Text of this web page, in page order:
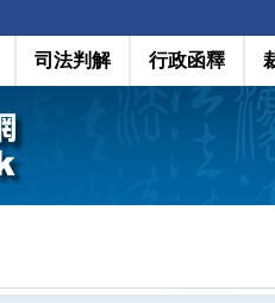
司法判解 行政函釋